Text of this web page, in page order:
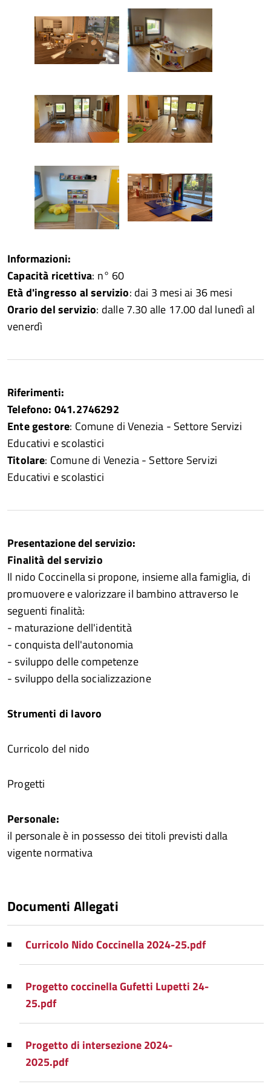
Informazioni:
Capacità ricettiva: n° 60
Età d'ingresso al servizio: dai 3 mesi ai 36 mesi
Orario del servizio: dalle 7.30 alle 17.00 dal lunedì al
venerdì
Riferimenti:
Telefono: 041.2746292
Ente gestore: Comune di Venezia - Settore Servizi
Educativi e scolastici
Titolare: Comune di Venezia - Settore Servizi
Educativi e scolastici
Presentazione del servizio:
Finalità del servizio
Il nido Coccinella si propone, insieme alla famiglia, di
promuovere e valorizzare il bambino attraverso le
seguenti finalità:
- maturazione dell'identità
- conquista dell'autonomia
- sviluppo delle competenze
- sviluppo della socializzazione
Strumenti di lavoro
Curricolo del nido
Progetti
Personale:
il personale è in possesso dei titoli previsti dalla
vigente normativa
Documenti Allegati
Curricolo Nido Coccinella 2024-25.pdf
Progetto coccinella Gufetti Lupetti 24-
25.pdf
Progetto di intersezione 2024-
2025.pdf